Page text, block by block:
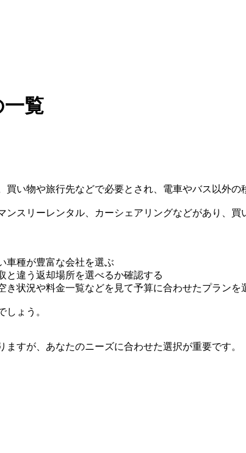
覧
い物や旅行先などで必要とされ、電車やバス以外
スリーレンタル、カーシェアリングなどがあり、
車種が豊富な会社を選ぶ
と違う返却場所を選べるか確認する
状況や料金一覧などを見て予算に合わせたプランを
ょう。
すが、あなたのニーズに合わせた選択が重要です。